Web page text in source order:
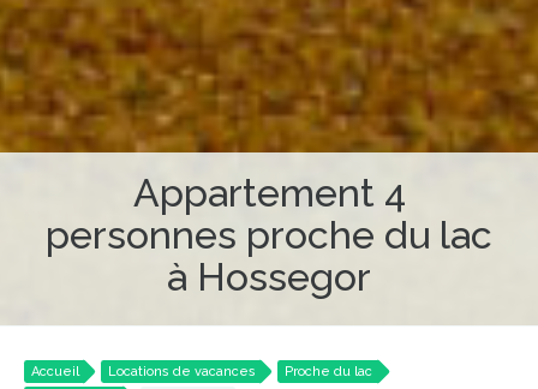
Appartement 4
personnes proche du lac
à Hossegor
Accueil Locations de vacances
Proche du lac